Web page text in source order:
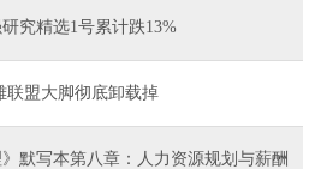
究精选1号累计跌13%
联盟大脚彻底卸载掉
默写本第八章：人力资源规划与薪酬